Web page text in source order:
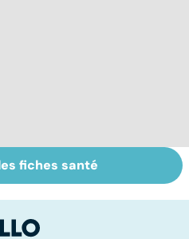
Staphylocoque
doré : une
surveillance
fiches santé